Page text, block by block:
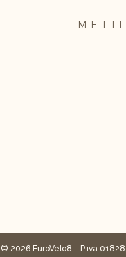
© 2026 EuroVelo8 - P.iva